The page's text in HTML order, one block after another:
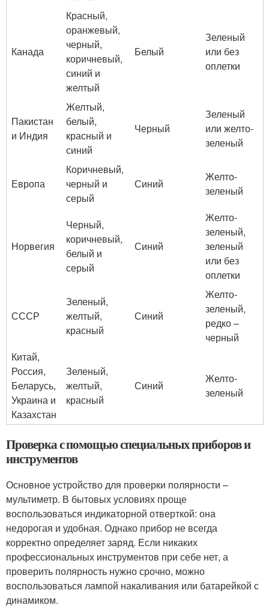
Канада
Красный,
оранжевый,
черный,
коричневый,
синий и
желтый
Белый
Зеленый
или без
оплетки
Пакистан
и Индия
Желтый,
белый,
красный и
синий
Черный
Зеленый
или желто-
зеленый
Европа
Коричневый,
черный и
серый
Синий
Желто-
зеленый
Норвегия
Черный,
коричневый,
белый и
серый
Синий
Желто-
зеленый,
зеленый
или без
оплетки
СССР
Зеленый,
желтый,
красный
Синий
Желто-
зеленый,
редко –
черный
Китай,
Россия,
Беларусь,
Украина и
Казахстан
Зеленый,
желтый,
красный
Синий
Желто-
зеленый
Проверка с помощью специальных приборов и
инструментов
Основное устройство для проверки полярности –
мультиметр. В бытовых условиях проще
воспользоваться индикаторной отверткой: она
недорогая и удобная. Однако прибор не всегда
корректно определяет заряд. Если никаких
профессиональных инструментов при себе нет, а
проверить полярность нужно срочно, можно
воспользоваться лампой накаливания или батарейкой с
динамиком.